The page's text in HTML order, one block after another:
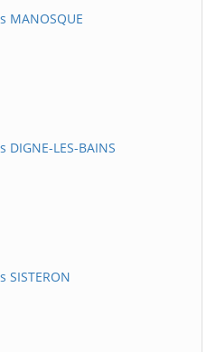
MANOSQUE
LES-BAINS